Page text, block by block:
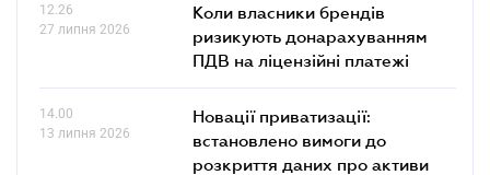
12.26
27 липня 2026
Коли власники брендів
ризикують донарахуванням
ПДВ на ліцензійні платежі
14.00
13 липня 2026
Новації приватизації:
встановлено вимоги до
розкриття даних про активи